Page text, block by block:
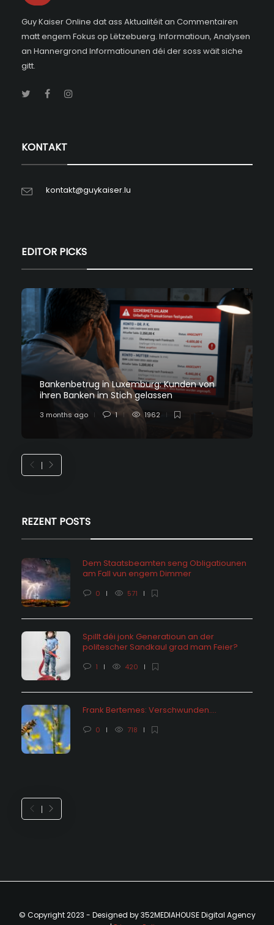
Guy Kaiser Online dat ass Aktualitéit an Commentairen
matt engem Fokus op Lëtzebuerg. Informatioun, Analysen
an Hannergrond Informatiounen déi der soss wäit siche
gitt.
KONTAKT
kontakt@guykaiser.lu
EDITOR PICKS
Bankenbetrug in Luxemburg: Kunden von
ihren Banken im Stich gelassen
3 months ago 1 1962
REZENT POSTS
Dem Staatsbeamten seng Obligatiounen
am Fall vun engem Dimmer
0 571
Spillt déi jonk Generatioun an der
politescher Sandkaul grad mam Feier?
1 420
Frank Bertemes: Verschwunden….
0 718
© Copyright 2023 - Designed by 352MEDIAHOUSE Digital Agency